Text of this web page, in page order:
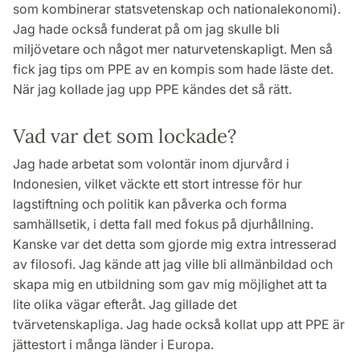
som kombinerar statsvetenskap och nationalekonomi).
Jag hade också funderat på om jag skulle bli
miljövetare och något mer naturvetenskapligt. Men så
fick jag tips om PPE av en kompis som hade läste det.
När jag kollade jag upp PPE kändes det så rätt.
Vad var det som lockade?
Jag hade arbetat som volontär inom djurvård i
Indonesien, vilket väckte ett stort intresse för hur
lagstiftning och politik kan påverka och forma
samhällsetik, i detta fall med fokus på djurhållning.
Kanske var det detta som gjorde mig extra intresserad
av filosofi. Jag kände att jag ville bli allmänbildad och
skapa mig en utbildning som gav mig möjlighet att ta
lite olika vägar efteråt. Jag gillade det
tvärvetenskapliga. Jag hade också kollat upp att PPE är
jättestort i många länder i Europa.